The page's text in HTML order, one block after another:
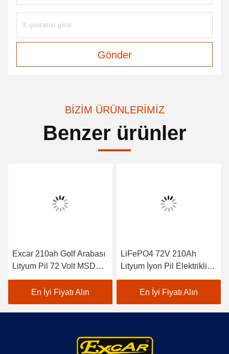
Gönder
BIZIM ÜRÜNLERIMIZ
Benzer ürünler
Excar 210ah Golf Arabası
Lityum Pil 72 Volt MSDS
Onaylı
En İyi Fiyatı Alın
LiFePO4 72V 210Ah
Lityum İyon Pil Elektrikli
Golf Arabaları için
Prismatik LSV'ler
En İyi Fiyatı Alın